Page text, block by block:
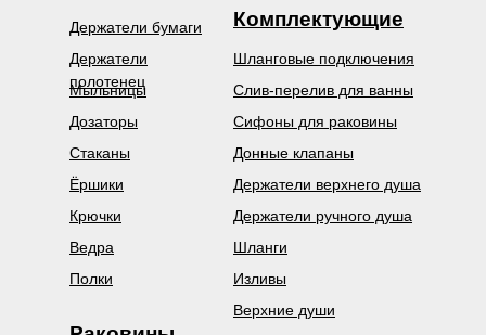
Держатели бумаги
Держатели
полотенец
Мыльницы
Комплектующие
Шланговые подключения
Слив-перелив для ванны
Сифоны для раковины
Донные клапаны
Дозаторы
Держатели верхнего душа
Стаканы
Ёршики
Крючки
Ведра
Полки
Держатели ручного душа
Шланги
Изливы
Верхние души